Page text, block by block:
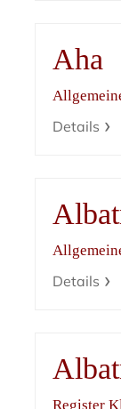
Aha
Details
Details
Register